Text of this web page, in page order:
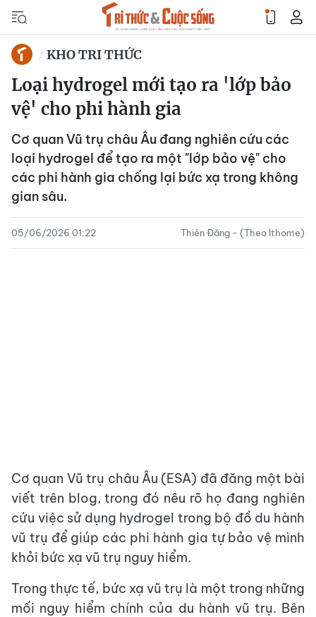
KHO TRI THỨC
Loại hydrogel mới tạo ra 'lớp bảo
vệ' cho phi hành gia
Cơ quan Vũ trụ châu Âu đang nghiên cứu các
loại hydrogel để tạo ra một "lớp bảo vệ" cho
các phi hành gia chống lại bức xạ trong không
gian sâu.
05/06/2026 01:22 Thiên Đăng - (Theo Ithome)
Cơ quan Vũ trụ châu Âu (ESA) đã đăng một bài
viết trên blog, trong đó nêu rõ họ đang nghiên
cứu việc sử dụng hydrogel trong bộ đồ du hành
vũ trụ để giúp các phi hành gia tự bảo vệ mình
khỏi bức xạ vũ trụ nguy hiểm.
Trong thực tế, bức xạ vũ trụ là một trong những
mối nguy hiểm chính của du hành vũ trụ. Bên